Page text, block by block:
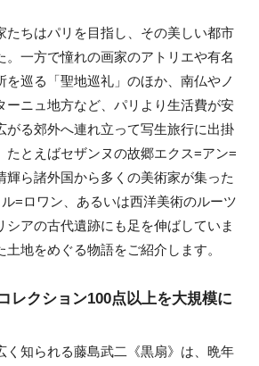
たちはパリを目指し、その美しい都市
。一方で憧れの画家のアトリエや有名
を巡る「聖地巡礼」のほか、南仏やノ
ーニュ地方など、パリより生活費が安
がる郊外へ連れ立って写生旅行に出掛
たとえばセザンヌの故郷エクス=アン=
輝ら諸外国から多くの美術家が集った
=ロワン、あるいは西洋美術のルーツ
シアの古代遺跡にも足を伸ばしていま
地をめぐる物語をご紹介します。
レクション100点以上を大規模に
く知られる藤島武二《黒扇》は、晩年